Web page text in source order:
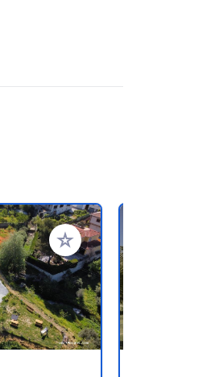
Ajouter à vos favoris